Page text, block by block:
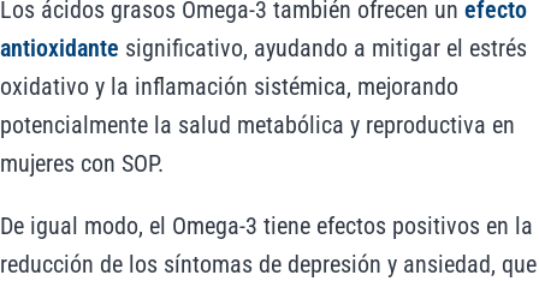
Los ácidos grasos Omega-3 también ofrecen un efecto
antioxidante significativo, ayudando a mitigar el estrés
oxidativo y la inflamación sistémica, mejorando
potencialmente la salud metabólica y reproductiva en
mujeres con SOP.
De igual modo, el Omega-3 tiene efectos positivos en la
reducción de los síntomas de depresión y ansiedad, que